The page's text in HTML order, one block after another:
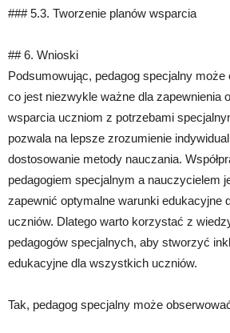
### 5.3. Tworzenie planów wsparcia
## 6. Wnioski
Podsumowując, pedagog specjalny może
co jest niezwykle ważne dla zapewnienia
wsparcia uczniom z potrzebami
pozwala na lepsze zrozumienie
dostosowanie metody nauczania.
pedagogiem specjalnym a nauczycielem
zapewnić optymalne warunki edukacyjne
uczniów. Dlatego warto korzystać z
pedagogów specjalnych, aby stworzyć
edukacyjne dla wszystkich uczniów.
Tak, pedagog specjalny może